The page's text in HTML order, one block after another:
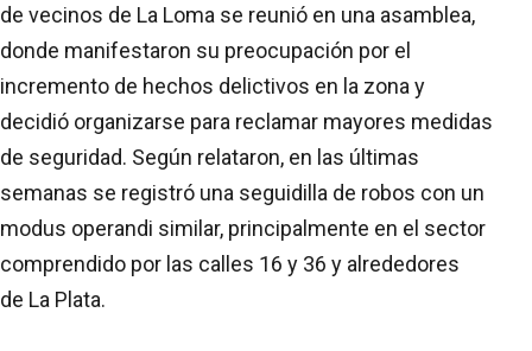
de vecinos de La Loma se reunió en una asamblea,
donde manifestaron su preocupación por el
incremento de hechos delictivos en la zona y
decidió organizarse para reclamar mayores medidas
de seguridad. Según relataron, en las últimas
semanas se registró una seguidilla de robos con un
modus operandi similar, principalmente en el sector
comprendido por las calles 16 y 36 y alrededores
de La Plata.